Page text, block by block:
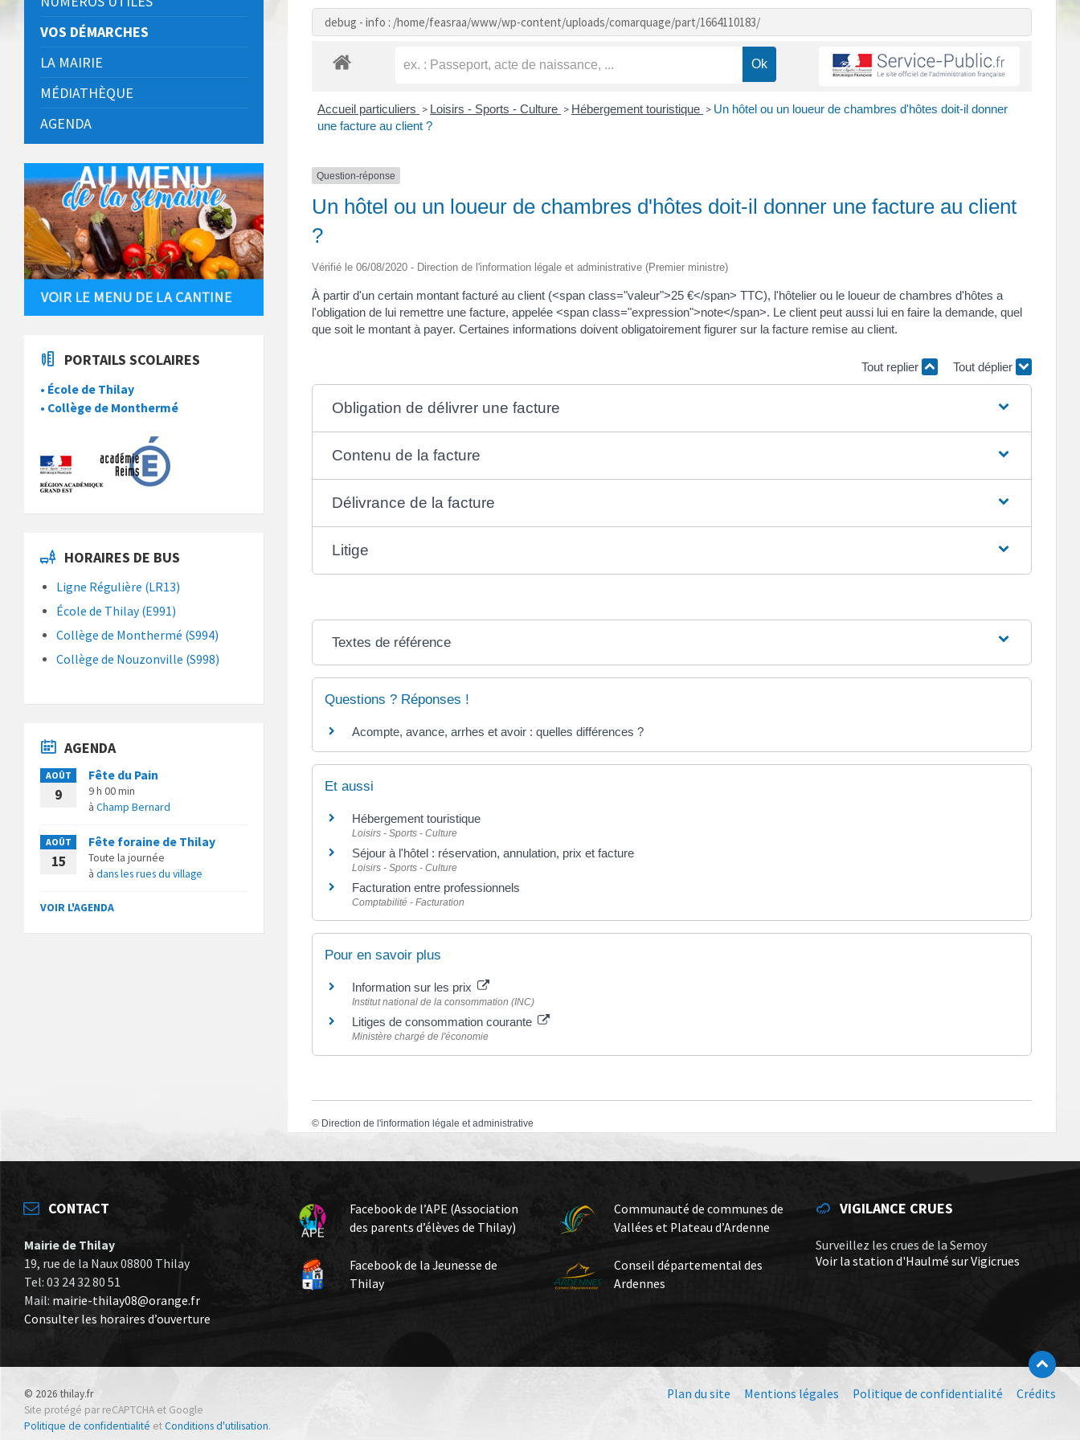
debug - info : /home/feasraa/www/wp-content/uploads/comarquage/part/1664110183/
Accueil particuliers > Loisirs - Sports - Culture > Hébergement touristique > Un hôtel ou un loueur de chambres d'hôtes doit-il donner
une facture au client ?
Question-réponse
Un hôtel ou un loueur de chambres d'hôtes doit-il donner une facture au client
?
Vérifié le 06/08/2020 - Direction de l'information légale et administrative (Premier ministre)
À partir d'un certain montant facturé au client (<span class="valeur">25 €</span> TTC), l'hôtelier ou le loueur de chambres d'hôtes a
l'obligation de lui remettre une facture, appelée <span class="expression">note</span>. Le client peut aussi lui en faire la demande, quel
que soit le montant à payer. Certaines informations doivent obligatoirement figurer sur la facture remise au client.
Tout replier Tout déplier
Obligation de délivrer une facture
Contenu de la facture
Délivrance de la facture
Litige
Textes de référence
Questions ? Réponses !
Acompte, avance, arrhes et avoir : quelles différences ?
Et aussi
Hébergement touristique
Loisirs - Sports - Culture
Séjour à l'hôtel : réservation, annulation, prix et facture
Loisirs - Sports - Culture
Facturation entre professionnels
Comptabilité - Facturation
Pour en savoir plus
Information sur les prix
Institut national de la consommation (INC)
Litiges de consommation courante
Ministère chargé de l'économie
© Direction de l'information légale et administrative
VOS DÉMARCHES
LA MAIRIE
MÉDIATHÈQUE
AGENDA
PORTAILS SCOLAIRES
• École de Thilay
• Collège de Monthermé
HORAIRES DE BUS
Ligne Régulière (LR13)
École de Thilay (E991)
Collège de Monthermé (S994)
Collège de Nouzonville (S998)
AGENDA
AOÛT
9
Fête du Pain
9 h 00 min
à Champ Bernard
AOÛT
15
Fête foraine de Thilay
Toute la journée
à dans les rues du village
VOIR L'AGENDA
CONTACT
Mairie de Thilay
19, rue de la Naux 08800 Thilay
Tel: 03 24 32 80 51
Mail: mairie-thilay08@orange.fr
Consulter les horaires d’ouverture
Facebook de l’APE (Association
des parents d’élèves de Thilay)
Facebook de la Jeunesse de
Thilay
Communauté de communes de
Vallées et Plateau d’Ardenne
Conseil départemental des
Ardennes
VIGILANCE CRUES
Surveillez les crues de la Semoy
Voir la station d'Haulmé sur Vigicrues
Plan du site Mentions légales Politique de confidentialité Crédits
© 2026 thilay.fr
Site protégé par reCAPTCHA et Google
Politique de confidentialité etConditions d'utilisation.